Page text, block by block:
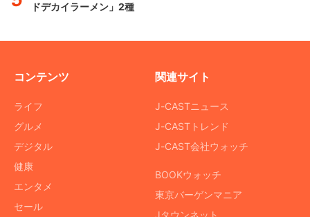
ドデカイラーメン」2種
コンテンツ
ライフ
グルメ
デジタル
健康
エンタメ
セール
関連サイト
J-CASTニュース
J-CASTトレンド
J-CAST会社ウォッチ
BOOKウォッチ
東京バーゲンマニア
Jタウンネット